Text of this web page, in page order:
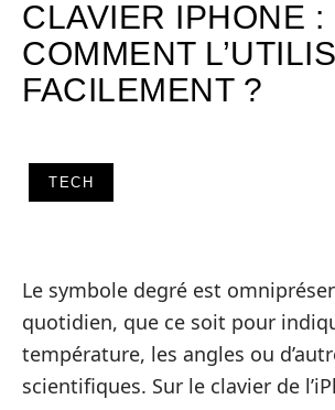
CLAVIER IPHONE :
COMMENT
FACILEMENT ?
TECH
Le symbole degré est
quotidien, que ce soit pour
température, les angles ou
scientifiques. Sur le clavier de